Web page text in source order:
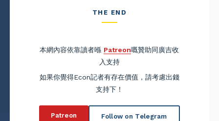
THE END
本網內容依靠讀者喺 Patreon嘅贊助同廣吉收
入支持
如果你覺得Econ記者有存在價值，請考慮出錢
支持下！
Patreon Follow on Telegram